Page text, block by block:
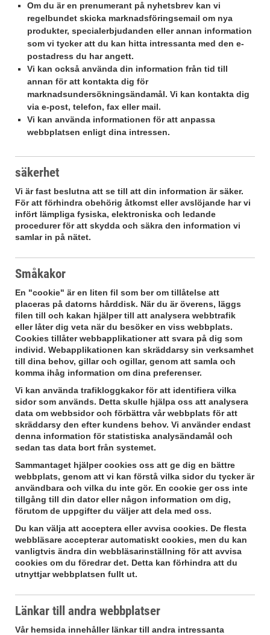
Om du är en prenumerant på nyhetsbrev kan vi
regelbundet skicka marknadsföringsemail om nya
produkter, specialerbjudanden eller annan information
som vi tycker att du kan hitta intressanta med den e-
postadress du har angett.
Vi kan också använda din information från tid till
annan för att kontakta dig för
marknadsundersökningsändamål. Vi kan kontakta dig
via e-post, telefon, fax eller mail.
Vi kan använda informationen för att anpassa
webbplatsen enligt dina intressen.
säkerhet
Vi är fast beslutna att se till att din information är säker.
För att förhindra obehörig åtkomst eller avslöjande har vi
infört lämpliga fysiska, elektroniska och ledande
procedurer för att skydda och säkra den information vi
samlar in på nätet.
Småkakor
En "cookie" är en liten fil som ber om tillåtelse att
placeras på datorns hårddisk. När du är överens, läggs
filen till och kakan hjälper till att analysera webbtrafik
eller låter dig veta när du besöker en viss webbplats.
Cookies tillåter webbapplikationer att svara på dig som
individ. Webapplikationen kan skräddarsy sin verksamhet
till dina behov, gillar och ogillar, genom att samla och
komma ihåg information om dina preferenser.
Vi kan använda trafikloggkakor för att identifiera vilka
sidor som används. Detta skulle hjälpa oss att analysera
data om webbsidor och förbättra vår webbplats för att
skräddarsy den efter kundens behov. Vi använder endast
denna information för statistiska analysändamål och
sedan tas data bort från systemet.
Sammantaget hjälper cookies oss att ge dig en bättre
webbplats, genom att vi kan förstå vilka sidor du tycker är
användbara och vilka du inte gör. En cookie ger oss inte
tillgång till din dator eller någon information om dig,
förutom de uppgifter du väljer att dela med oss.
Du kan välja att acceptera eller avvisa cookies. De flesta
webbläsare accepterar automatiskt cookies, men du kan
vanligtvis ändra din webbläsarinställning för att avvisa
cookies om du föredrar det. Detta kan förhindra att du
utnyttjar webbplatsen fullt ut.
Länkar till andra webbplatser
Vår hemsida innehåller länkar till andra intressanta